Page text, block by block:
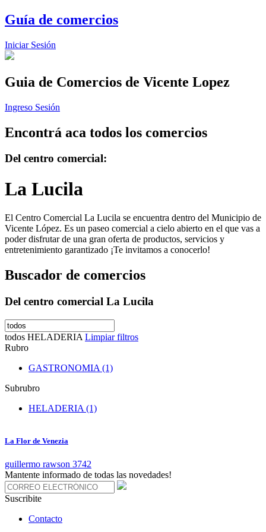
Guía de comercios
Iniciar Sesión
Guia de Comercios de Vicente Lopez
Ingreso Sesión
Encontrá aca todos los comercios
Del centro comercial:
La Lucila
El Centro Comercial La Lucila se encuentra dentro del Municipio de
Vicente López. Es un paseo comercial a cielo abierto en el que vas a
poder disfrutar de una gran oferta de productos, servicios y
entretenimiento garantizado ¡Te invitamos a conocerlo!
Buscador de comercios
Del centro comercial La Lucila
todos HELADERIA Limpiar filtros
Rubro
GASTRONOMIA (1)
Subrubro
HELADERIA (1)
La Flor de Venezia
guillermo rawson 3742
Mantente informado de todas las novedades!
Suscribite
Contacto